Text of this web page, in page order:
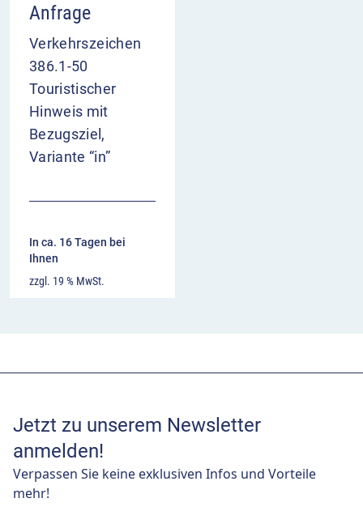
Anfrage
Verkehrszeichen
386.1-50
Touristischer
Hinweis mit
Bezugsziel,
Variante “in”
In ca. 16 Tagen bei
Ihnen
zzgl. 19 % MwSt.
Jetzt zu unserem Newsletter
anmelden!
Verpassen Sie keine exklusiven Infos und Vorteile
mehr!